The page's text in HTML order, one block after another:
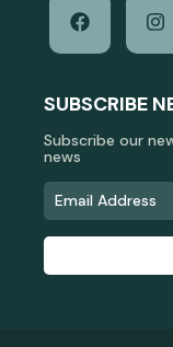
SUBSCRIBE
Subscribe our
news